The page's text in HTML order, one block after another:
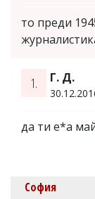
то преди
1. Г. Д.
да ти е*а
София